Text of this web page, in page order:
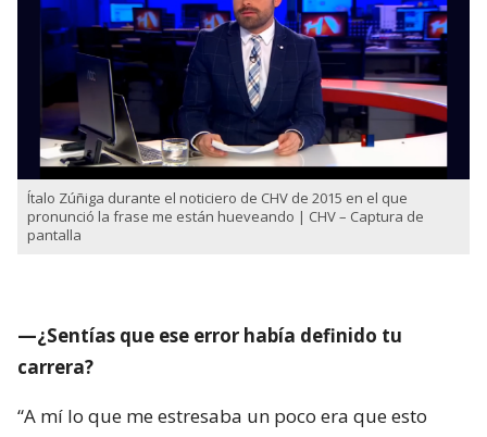
Ítalo Zúñiga durante el noticiero de CHV de 2015 en el que
pronunció la frase me están hueveando | CHV – Captura de
pantalla
—¿Sentías que ese error había definido tu
carrera?
“A mí lo que me estresaba un poco era que esto